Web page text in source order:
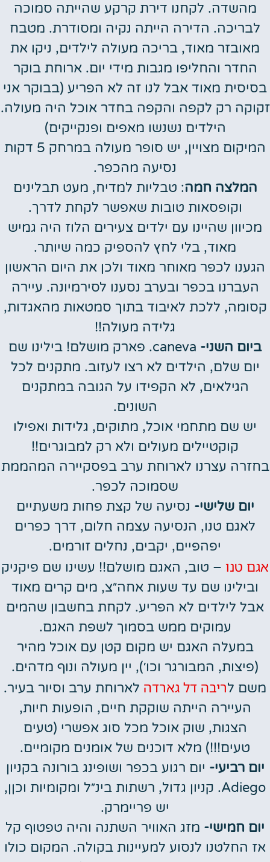
מהשדה. לקחנו דירת קרקע שהייתה סמוכה
לבריכה. הדירה הייתה נקיה ומסודרת. מטבח
מאובזר מאוד, בריכה מעולה לילדים, ניקו את
החדר והחליפו מגבות מידי יום. ארוחת בוקר
בסיסית מאוד אבל לנו זה לא הפריע (בבוקר אני
זקוקה רק לקפה והקפה בחדר אוכל היה מעולה.
הילדים נשנשו מאפים ופנקייקים)
המיקום מצויין, יש סופר מעולה במרחק 5 דקות
נסיעה מהכפר.
המלצה חמה: טבליות למדיח, מעט תבלינים
וקופסאות טובות שאפשר לקחת לדרך.
מכיוון שהיינו עם ילדים צעירים הלוז היה גמיש
מאוד, בלי לחץ להספיק כמה שיותר.
הגענו לכפר מאוחר מאוד ולכן את היום הראשון
העברנו בכפר ובערב נסענו לסירמיונה. עיירה
קסומה, ללכת לאיבוד בתוך סמטאות מהאגדות,
גלידה מעולה!!
ביום השני-
caneva. פארק מושלם! בילינו שם
יום שלם, הילדים לא רצו לעזוב. מתקנים לכל
הגילאים, לא הקפידו על הגובה במתקנים
השונים.
יש שם מתחמי אוכל, מתוקים, גלידות ואפילו
קוקטיילים מעולים ולא רק למבוגרים!!
בחזרה עצרנו לארוחת ערב בפסקיירה המהממת
שסמוכה לכפר.
יום שלישי- נסיעה של קצת פחות משעתיים
לאגם טנו, הנסיעה עצמה חלום, דרך כפרים
יפהפיים, יקבים, נחלים זורמים.
אגם טנו – טוב, האגם מושלם!! עשינו שם פיקניק
ובילינו שם עד שעות אחה״צ, מים קרים מאוד
אבל לילדים לא הפריע. לקחת בחשבון שהמים
עמוקים ממש בסמוך לשפת האגם.
במעלה האגם יש מקום קטן עם אוכל מהיר
(פיצות, המבורגר וכו׳), יין מעולה ונוף מדהים.
משם לריבה דל גארדה לארוחת ערב וסיור בעיר.
העיירה הייתה שוקקת חיים, הופעות חיות,
הצגות, שוק אוכל מכל סוג אפשרי (טעים
טעים!!!) מלא דוכנים של אומנים מקומיים.
יום רביעי- יום רגוע בכפר ושופינג בורונה בקניון
Adiego. קניון גדול, רשתות בינ״ל ומקומיות וכןן,
יש פריימרק.
יום חמישי- מזג האוויר השתנה והיה טפטוף קל
אז החלטנו לנסוע למעיינות בקולה. המקום כולו